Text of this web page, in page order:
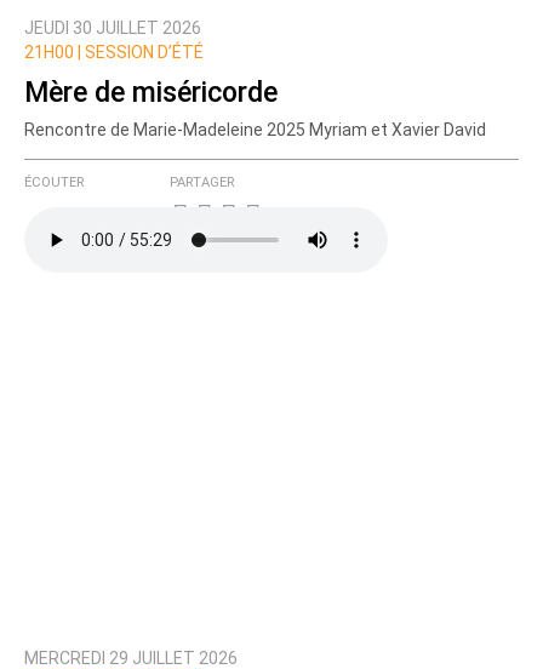
JEUDI 30 JUILLET 2026
21H00 |
SESSION D’ÉTÉ
Mère de miséricorde
Rencontre de Marie-Madeleine 2025 Myriam et Xavier David
ÉCOUTER PARTAGER
MERCREDI 29 JUILLET 2026